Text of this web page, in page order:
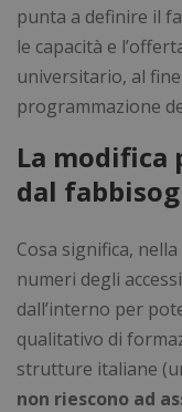
punta a definire il
le capacità e
universitario, al
programmazione
La modifica
dal
Cosa significa,
numeri degli
dall’interno per
qualitativo di
strutture italiane
non riescono ad